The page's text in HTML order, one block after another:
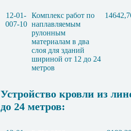
12-01-
007-10
Комплекс работ по
наплавляемым
рулонным
материалам в два
слоя для зданий
шириной от 12 до 24
метров
Устройство кровли из
до 24 метров: